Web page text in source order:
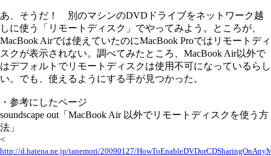
あ、そうだ！ 別のマシンのDVDドライブをネットワーク越
しに使う「リモートディスク」でやってみよう。ところが、
MacBook Airでは使えていたのにMacBook Proではリモートディ
スクが表示されない。調べてみたところ、MacBook Air以外で
はデフォルトでリモートディスクは使用不可になっているらし
い。でも、使えるようにする手が見つかった。
・参考にしたページ
soundscape out「MacBook Air 以外でリモートディスクを使う方
法」
<
http://d.hatena.ne.jp/tanemori/20090127/